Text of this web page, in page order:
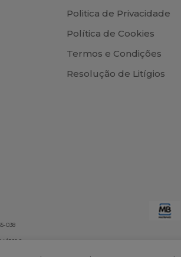
Politica de Privacidade
Política de Cookies
Termos e Condições
Resolução de Litígios
038
vigor e